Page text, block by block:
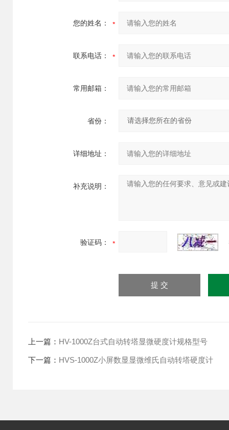
您的姓名：
联系电话：
常用邮箱：
省份：
详细地址：
补充说明：
验证码：
上一篇： HV-1000Z台式自动转塔显微硬度计规格型号
下一篇： HVS-1000Z小屏数显显微维氏自动转塔硬度计